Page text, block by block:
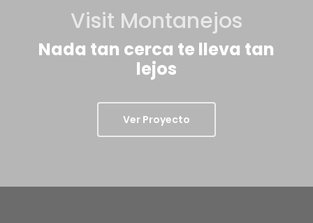
Visit Montanejos
Nada tan cerca te lleva tan
lejos
Ver Proyecto